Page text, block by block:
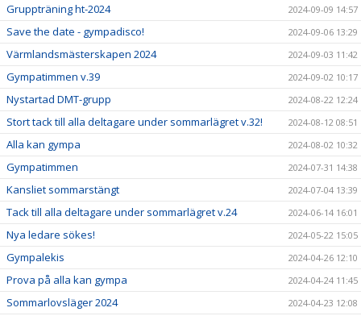
Gruppträning ht-2024 2024-09-09 14:57
Save the date - gympadisco! 2024-09-06 13:29
Värmlandsmästerskapen 2024 2024-09-03 11:42
Gympatimmen v.39 2024-09-02 10:17
Nystartad DMT-grupp 2024-08-22 12:24
Stort tack till alla deltagare under sommarlägret v.32! 2024-08-12 08:51
Alla kan gympa 2024-08-02 10:32
Gympatimmen 2024-07-31 14:38
Kansliet sommarstängt 2024-07-04 13:39
Tack till alla deltagare under sommarlägret v.24 2024-06-14 16:01
Nya ledare sökes! 2024-05-22 15:05
Gympalekis 2024-04-26 12:10
Prova på alla kan gympa 2024-04-24 11:45
Sommarlovsläger 2024 2024-04-23 12:08